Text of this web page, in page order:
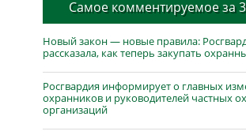
Самое комментируемое за
Новый закон — новые правила:
рассказала, как теперь закупать
Росгвардия информирует о главных
охранников и руководителей частных
организаций